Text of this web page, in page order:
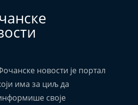
новости је портал
има за циљ да
своје